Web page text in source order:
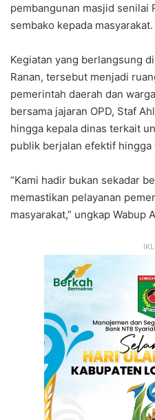
pembangunan masjid senilai
sembako kepada masyarakat.
Kegiatan yang berlangsung
Ranan, tersebut menjadi
pemerintah daerah dan
bersama jajaran OPD, Staf
hingga kepala dinas terkait
publik berjalan efektif hingga
“Kami hadir bukan sekadar
memastikan pelayanan
masyarakat,” ungkap Wabup